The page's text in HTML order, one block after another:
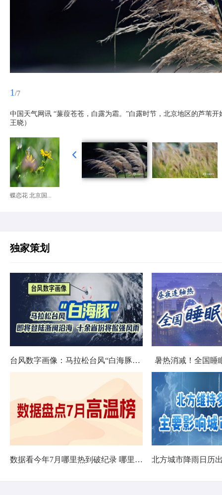
1 /7
中国天气网讯 “蒹葭苍苍，白露为霜。”白露时节，北京地区的芦苇
王晓）
蝶恋花 北京国...
独家策划
台风数字画像：马拉松台风“白海豚”将影响十余省份 暑热消减！全国睡
数据看今年7月哪里热到破纪录 哪里暑热连轴转